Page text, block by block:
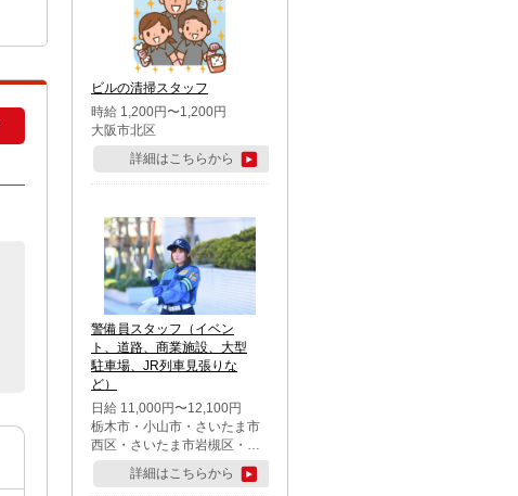
市・柏市・流山市・八千代
市・足立区・江戸川区・八王
子市・町田市
ビルの清掃スタッフ
時給 1,200円〜1,200円
大阪市北区
詳細はこちらから
警備員スタッフ（イベン
ト、道路、商業施設、大型
駐車場、JR列車見張りな
ど）
日給 11,000円〜12,100円
栃木市・小山市・さいたま市
西区・さいたま市岩槻区・久
喜市・蓮田市
詳細はこちらから